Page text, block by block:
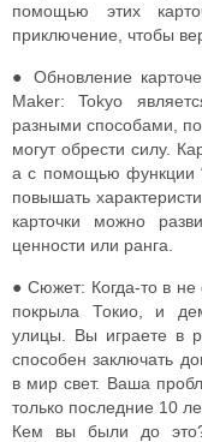
помощью этих
приключение, чтобы
● Обновление
Maker: Tokyo
разными способами,
могут обрести силу.
а с помощью функции
повышать
карточки можно
ценности или ранга.
● Сюжет: Когда-то в
покрыла Токио, и
улицы. Вы играете в
способен заключать
в мир свет. Ваша
только последние 10
Кем вы были до